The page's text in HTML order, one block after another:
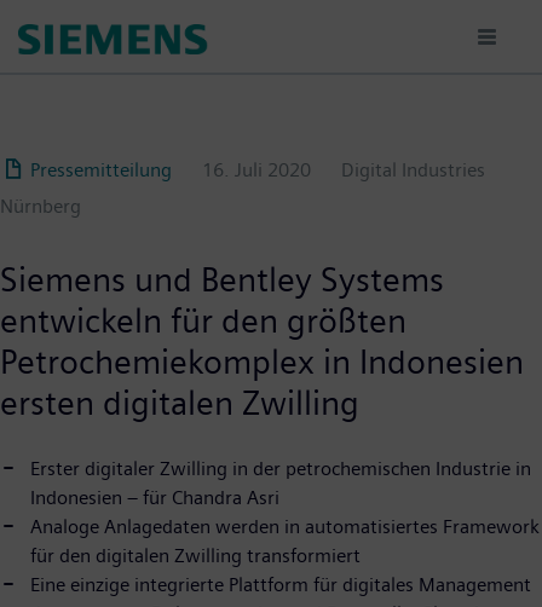
para
Pressemitteilung
16. Juli 2020
Digital Industries
Nürnberg
Siemens und Bentley Systems
entwickeln für den größten
Petrochemiekomplex in Indonesien
ersten digitalen Zwilling
Erster digitaler Zwilling in der petrochemischen Industrie in
Indonesien – für Chandra Asri
Analoge Anlagedaten werden in automatisiertes Framework
für den digitalen Zwilling transformiert
Eine einzige integrierte Plattform für digitales Management